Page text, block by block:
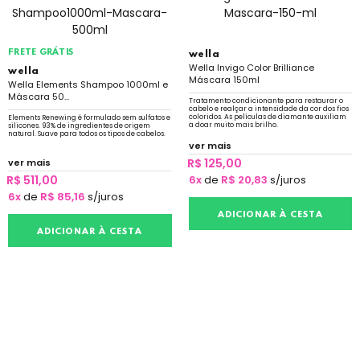
FRETE GRÁTIS
wella
Wella Elements Shampoo 1000ml e
Máscara 50...
Elements Renewing é formulado sem sulfatos e
silicones. 93% de ingredientes de origem
natural. Suave para todos os tipos de cabelos.
ver mais
R$ 511,00
6xde R$ 85,16 s/juros
ADICIONAR À CESTA
wella
Wella Invigo Color Brilliance
Máscara 150ml
Tratamento condicionante para restaurar o
cabelo e realçar a intensidade da cor dos fios
coloridos. As películas de diamante auxiliam
a doar muito mais brilho.
ver mais
R$ 125,00
6xde R$ 20,83 s/juros
ADICIONAR À CESTA